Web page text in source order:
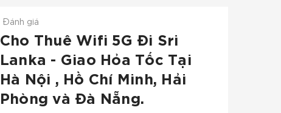
Đánh giá
Cho Thuê Wifi 5G Đi Sri
Lanka - Giao Hỏa Tốc Tại
Hà Nội , Hồ Chí Minh, Hải
Phòng và Đà Nẵng.